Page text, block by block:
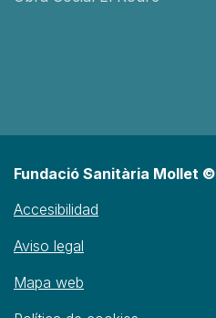
Fundació Sanitària Mollet ©
Accesibilidad
Aviso legal
Mapa web